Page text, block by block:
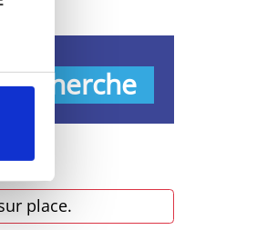
Recherche
place.